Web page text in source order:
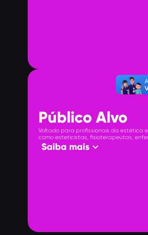
Público Alvo
Voltado para profissionais da estética
como esteticistas, fisioterapeutas,
Saiba mais keyboard_arrow_down